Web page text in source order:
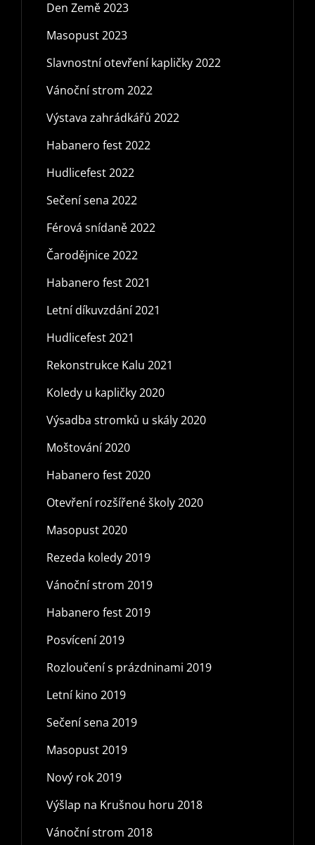
Den Země 2023
Masopust 2023
Slavnostní otevření kapličky 2022
Vánoční strom 2022
Výstava zahrádkářů 2022
Habanero fest 2022
Hudlicefest 2022
Sečení sena 2022
Férová snídaně 2022
Čarodějnice 2022
Habanero fest 2021
Letní díkuvzdání 2021
Hudlicefest 2021
Rekonstrukce Kalu 2021
Koledy u kapličky 2020
Výsadba stromků u skály 2020
Moštování 2020
Habanero fest 2020
Otevření rozšířené školy 2020
Masopust 2020
Rezeda koledy 2019
Vánoční strom 2019
Habanero fest 2019
Posvícení 2019
Rozloučení s prázdninami 2019
Letní kino 2019
Sečení sena 2019
Masopust 2019
Nový rok 2019
Výšlap na Krušnou horu 2018
Vánoční strom 2018